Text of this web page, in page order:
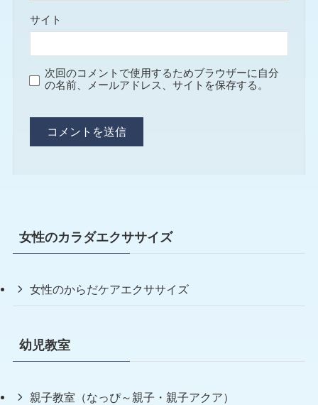
サイト
次回のコメントで使用するためブラウザーに自分
の名前、メールアドレス、サイトを保存する。
女性のカラダエクササイズ
女性のからだケアエクササイズ
幼児教室
親子教室（なっぴ～親子・親子アクア）